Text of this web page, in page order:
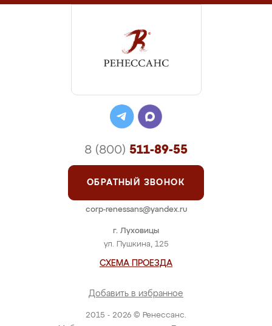
2015 - 2026 © Ренессанс.
г. Луховицы
ул. Пушкина, 125
СХЕМА ПРОЕЗДА
Добавить в избранное
8 (800) 511-89-55
ОБРАТНЫЙ ЗВОНОК
corp-renessans@yandex.ru